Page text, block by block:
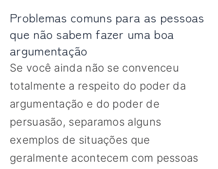
Problemas comuns para as pessoas
que não sabem fazer uma boa
argumentação
Se você ainda não se convenceu
totalmente a respeito do poder da
argumentação e do poder de
persuasão, separamos alguns
exemplos de situações que
geralmente acontecem com pessoas